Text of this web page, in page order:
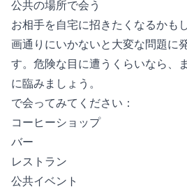
公共の場所で会う
お相手を自宅に招きたくなるかも
画通りにいかないと大変な問題に
す。危険な目に遭うくらいなら、
に臨みましょう。
で会ってみてください：
コーヒーショップ
バー
レストラン
公共イベント